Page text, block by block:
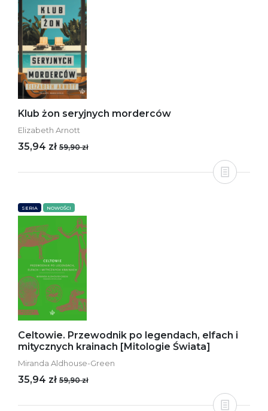
Klub żon seryjnych morderców
Elizabeth Arnott
35,94 zł 59,90 zł
SERIA NOWOŚCI
Celtowie. Przewodnik po legendach, elfach i
mitycznych krainach [Mitologie Świata]
Miranda Aldhouse-Green
35,94 zł 59,90 zł